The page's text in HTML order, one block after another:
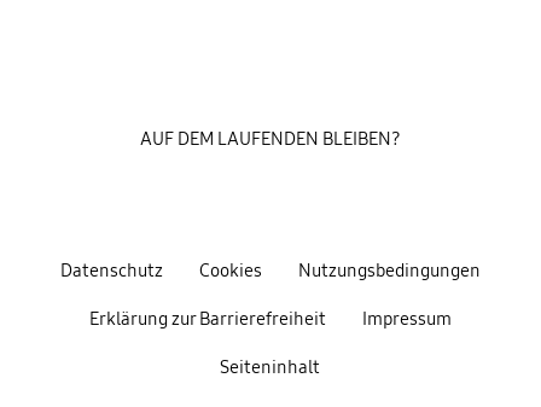
Datenschutz Cookies Nutzungsbedingungen
Erklärung zur Barrierefreiheit Impressum
Seiteninhalt
AUF DEM LAUFENDEN BLEIBEN?